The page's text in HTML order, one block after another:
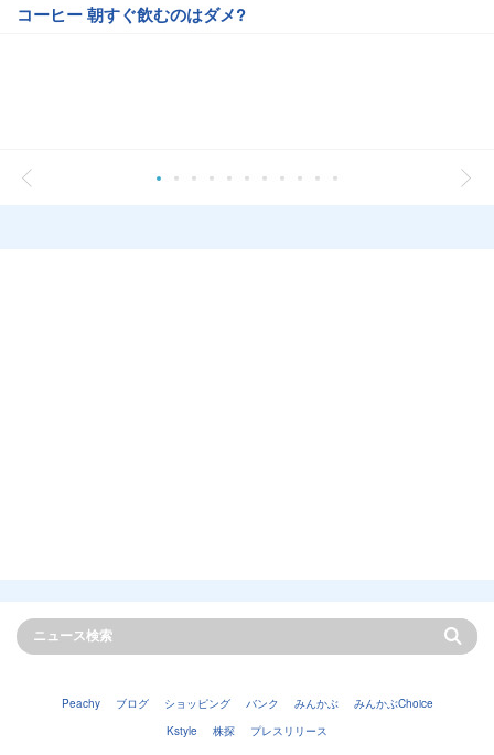
コーヒー 朝すぐ飲むのはダメ?
Peachy ブログ ショッピング バンク みんかぶ
みんかぶChoice
Kstyle
株探 プレスリリース